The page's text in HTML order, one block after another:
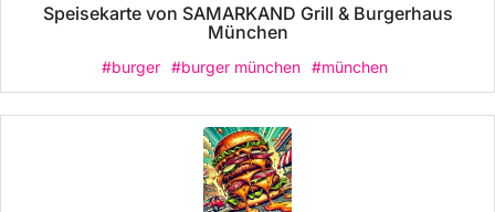
Speisekarte von SAMARKAND Grill & Burgerhaus
München
#burger #burger münchen #münchen